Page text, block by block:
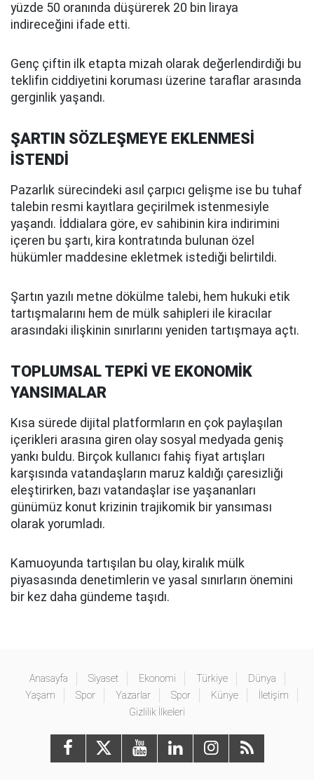
yüzde 50 oranında düşürerek 20 bin liraya
indireceğini ifade etti.
Genç çiftin ilk etapta mizah olarak değerlendirdiği bu
teklifin ciddiyetini koruması üzerine taraflar arasında
gerginlik yaşandı.
ŞARTIN SÖZLEŞMEYE EKLENMESİ
İSTENDİ
Pazarlık sürecindeki asıl çarpıcı gelişme ise bu tuhaf
talebin resmi kayıtlara geçirilmek istenmesiyle
yaşandı. İddialara göre, ev sahibinin kira indirimini
içeren bu şartı, kira kontratında bulunan özel
hükümler maddesine ekletmek istediği belirtildi.
Şartın yazılı metne dökülme talebi, hem hukuki etik
tartışmalarını hem de mülk sahipleri ile kiracılar
arasındaki ilişkinin sınırlarını yeniden tartışmaya açtı.
TOPLUMSAL TEPKİ VE EKONOMİK
YANSIMALAR
Kısa sürede dijital platformların en çok paylaşılan
içerikleri arasına giren olay sosyal medyada geniş
yankı buldu. Birçok kullanıcı fahiş fiyat artışları
karşısında vatandaşların maruz kaldığı çaresizliği
eleştirirken, bazı vatandaşlar ise yaşananları
günümüz konut krizinin trajikomik bir yansıması
olarak yorumladı.
Kamuoyunda tartışılan bu olay, kiralık mülk
piyasasında denetimlerin ve yasal sınırların önemini
bir kez daha gündeme taşıdı.
Anasayfa Siyaset Ekonomi Türkiye
Dünya
Yaşam
Spor Yazarlar Spor Künye
İletişim
Gizlilik İlkeleri